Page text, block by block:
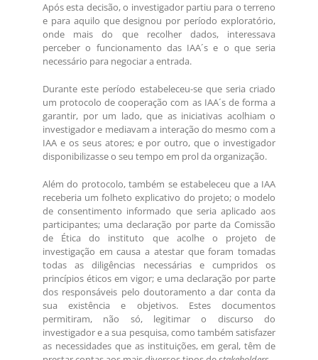
Após esta decisão, o investigador partiu para o terreno
e para aquilo que designou por período exploratório,
onde mais do que recolher dados, interessava
perceber o funcionamento das IAA´s e o que seria
necessário para negociar a entrada.
Durante este período estabeleceu-se que seria criado
um protocolo de cooperação com as IAA´s de forma a
garantir, por um lado, que as iniciativas acolhiam o
investigador e mediavam a interação do mesmo com a
IAA e os seus atores; e por outro, que o investigador
disponibilizasse o seu tempo em prol da organização.
Além do protocolo, também se estabeleceu que a IAA
receberia um folheto explicativo do projeto; o modelo
de consentimento informado que seria aplicado aos
participantes; uma declaração por parte da Comissão
de Ética do instituto que acolhe o projeto de
investigação em causa a atestar que foram tomadas
todas as diligências necessárias e cumpridos os
princípios éticos em vigor; e uma declaração por parte
dos responsáveis pelo doutoramento a dar conta da
sua existência e objetivos. Estes documentos
permitiram, não só, legitimar o discurso do
investigador e a sua pesquisa, como também satisfazer
as necessidades que as instituições, em geral, têm de